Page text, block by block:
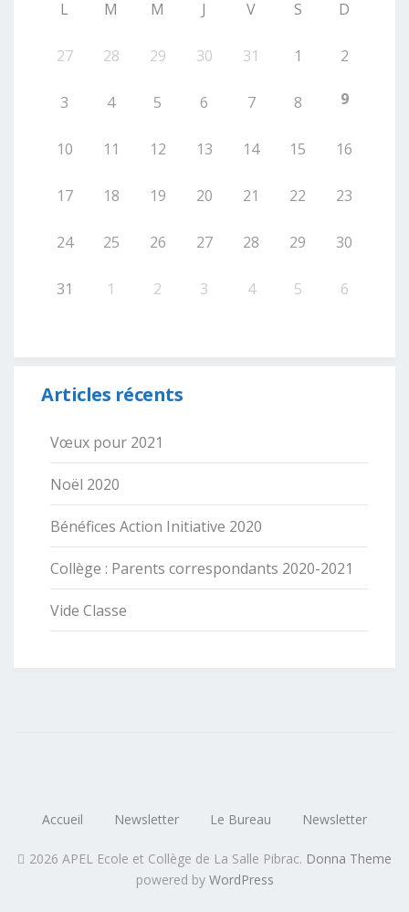
L M M J V S D
27 28 29 30 31 1 2
3 4 5 6 7 8 9
10 11 12 13 14 15 16
17 18 19 20 21 22 23
24 25 26 27 28 29 30
31 1 2 3 4 5 6
Articles récents
Vœux pour 2021
Noël 2020
Bénéfices Action Initiative 2020
Collège : Parents correspondants 2020-2021
Vide Classe
Accueil Newsletter Le Bureau Newsletter
2026 APEL Ecole et Collège de La Salle Pibrac. Donna Theme
powered by WordPress